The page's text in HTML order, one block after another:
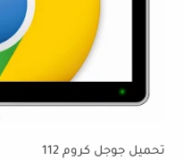
تحميل جوجل كروم 112